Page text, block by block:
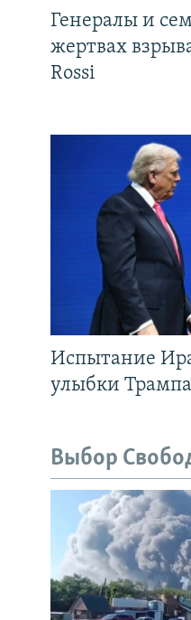
Генералы и
жертвах
Rossi
Испытание
улыбки
Выбор